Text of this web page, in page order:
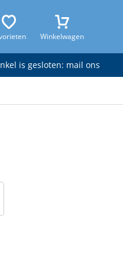
Winkelwagen
is gesloten: mail ons